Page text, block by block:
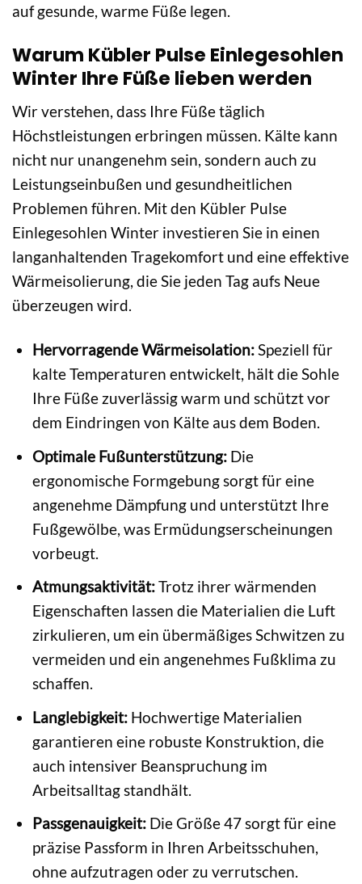
auf gesunde, warme Füße legen.
Warum Kübler Pulse Einlegesohlen
Winter Ihre Füße lieben werden
Wir verstehen, dass Ihre Füße täglich
Höchstleistungen erbringen müssen. Kälte kann
nicht nur unangenehm sein, sondern auch zu
Leistungseinbußen und gesundheitlichen
Problemen führen. Mit den Kübler Pulse
Einlegesohlen Winter investieren Sie in einen
langanhaltenden Tragekomfort und eine effektive
Wärmeisolierung, die Sie jeden Tag aufs Neue
überzeugen wird.
Hervorragende Wärmeisolation:Speziell für
kalte Temperaturen entwickelt, hält die Sohle
Ihre Füße zuverlässig warm und schützt vor
dem Eindringen von Kälte aus dem Boden.
Optimale Fußunterstützung:Die
ergonomische Formgebung sorgt für eine
angenehme Dämpfung und unterstützt Ihre
Fußgewölbe, was Ermüdungserscheinungen
vorbeugt.
Atmungsaktivität:Trotz ihrer wärmenden
Eigenschaften lassen die Materialien die Luft
zirkulieren, um ein übermäßiges Schwitzen zu
vermeiden und ein angenehmes Fußklima zu
schaffen.
Langlebigkeit:Hochwertige Materialien
garantieren eine robuste Konstruktion, die
auch intensiver Beanspruchung im
Arbeitsalltag standhält.
Passgenauigkeit:Die Größe 47 sorgt für eine
präzise Passform in Ihren Arbeitsschuhen,
ohne aufzutragen oder zu verrutschen.